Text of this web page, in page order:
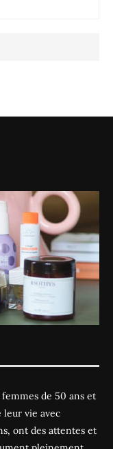
de 50 ans et
leur vie avec
ont des attentes et